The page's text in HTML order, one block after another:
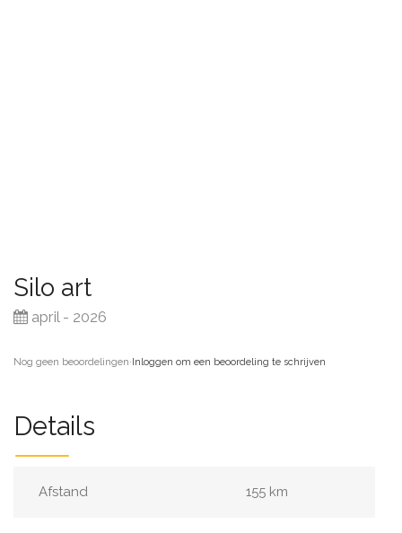
Silo art
april - 2026
Nog geen beoordelingen·Inloggen om een beoordeling te schrijven
Details
Afstand 155 km